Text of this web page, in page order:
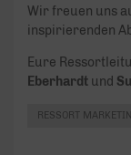
Wir freuen uns
inspirierenden
Eure
Eberhardt und
RESSORT